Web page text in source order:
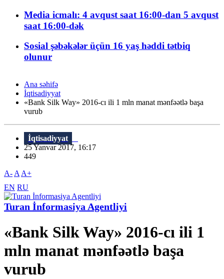
Media icmalı: 4 avqust saat 16:00-dan 5 avqust
saat 16:00-dək
Sosial şəbəkələr üçün 16 yaş həddi tətbiq
olunur
Ana səhifə
İqtisadiyyat
«Bank Silk Way» 2016-cı ili 1 mln manat mənfəətlə başa
vurub
İqtisadiyyat
25 Yanvar 2017, 16:17
449
A- A A+
EN RU
Turan İnformasiya Agentliyi
«Bank Silk Way» 2016-cı ili 1
mln manat mənfəətlə başa
vurub